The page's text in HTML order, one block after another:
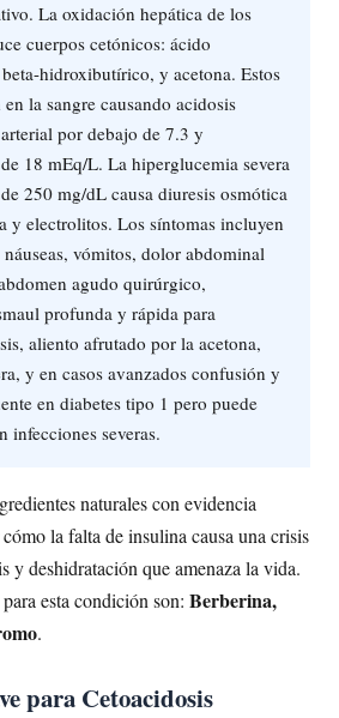
La oxidación hepática de los
cuerpos cetónicos: ácido
hidroxibutírico, y acetona. Estos
la sangre causando acidosis
por debajo de 7.3 y
18 mEq/L. La hiperglucemia severa
250 mg/dL causa diuresis osmótica
y electrolitos. Los síntomas incluyen
vómitos, dolor abdominal
agudo quirúrgico,
profunda y rápida para
aliento afrutado por la acetona,
y en casos avanzados confusión y
en diabetes tipo 1 pero puede
infecciones severas.
naturales con evidencia
la falta de insulina causa una crisis
y deshidratación que amenaza la vida.
esta condición son: Berberina,
.
para Cetoacidosis